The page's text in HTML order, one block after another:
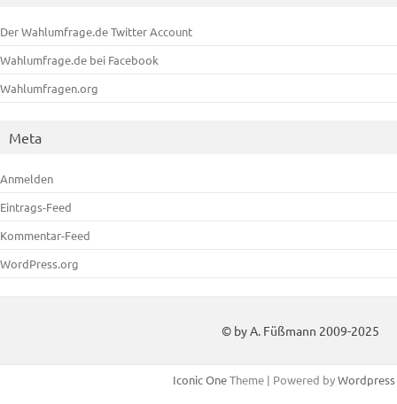
Der Wahlumfrage.de Twitter Account
Wahlumfrage.de bei Facebook
Wahlumfragen.org
Meta
Anmelden
Eintrags-Feed
Kommentar-Feed
WordPress.org
© by A. Füßmann 2009-2025
Iconic OneTheme | Powered byWordpress